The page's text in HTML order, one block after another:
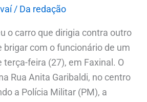
/ Da redação
o carro que dirigia contra outro
brigar com o funcionário de um
terça-feira (27), em Faxinal. O
Rua Anita Garibaldi, no centro
a Polícia Militar (PM), a